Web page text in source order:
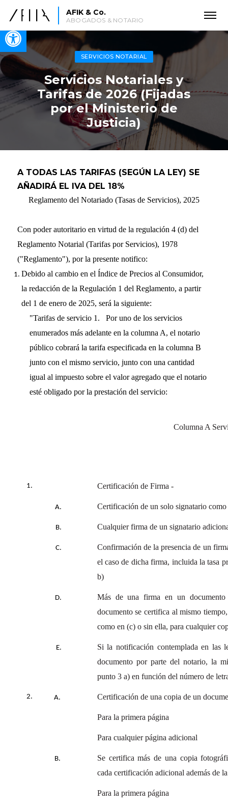
Open toolbar
AFIK & Co.
ABOGADOS & NOTARIO
SERVICIOS NOTARIAL
Servicios Notariales y
Tarifas de 2026 (Fijadas
por el Ministerio de
Justicia)
A TODAS LAS TARIFAS (SEGÚN LA LEY) SE
AÑADIRÁ EL IVA DEL 18%
Reglamento del Notariado (Tasas de Servicios), 2025
Con poder autoritario en virtud de la regulación 4 (d) del
Reglamento Notarial (Tarifas por Servicios), 1978
("Reglamento"), por la presente notifico:
Debido al cambio en el Índice de Precios al Consumidor,
la redacción de la Regulación 1 del Reglamento, a partir
del 1 de enero de 2025, será la siguiente:
"Tarifas de servicio 1. Por uno de los servicios
enumerados más adelante en la columna A, el notario
público cobrará la tarifa especificada en la columna B
junto con el mismo servicio, junto con una cantidad
igual al impuesto sobre el valor agregado que el notario
esté obligado por la prestación del servicio:
Columna A
Certificación de Firma -
Certificación de un solo signatario
Cualquier firma de un signatario
Confirmación de la presencia de un
el caso de dicha firma, incluida la tasa
b)
Más de una firma en un
documento se certifica al mismo
como en (c) o sin ella, para cualquier
Si la notificación contemplada en las
documento por parte del notario, la
punto 3 a) en función del número de
Certificación de una copia de un
Para la primera página
Para cualquier página adicional
Se certifica más de una copia
cada certificación adicional además de
Para la primera página